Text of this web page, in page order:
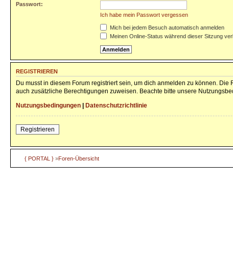
Passwort:
Ich habe mein Passwort vergessen
Mich bei jedem Besuch automatisch anmelden
Meinen Online-Status während dieser Sitzung
REGISTRIEREN
Du musst in diesem Forum registriert sein, um dich anmelden zu können.
auch zusätzliche Berechtigungen zuweisen. Beachte bitte unsere
Nutzungsbedingungen
Datenschutzrichtlinie
Registrieren
{ PORTAL } »Foren-Übersicht